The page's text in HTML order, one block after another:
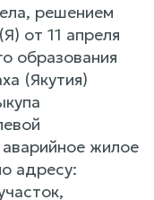
решением
от 11 апреля
образования
(Якутия)
жилое
адресу: